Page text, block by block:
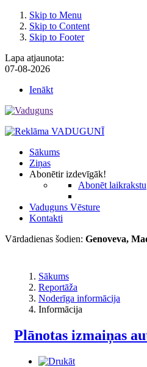
Skip to Menu
Skip to Content
Skip to Footer
Lapa atjaunota:
07-08-2026
Ienākt
Sākums
Ziņas
Abonētir izdevīgāk!
Abonēt laikrakstu
Vaduguns Vēsture
Kontakti
Vārdadienas šodien: Genoveva,
Sākums
Reportāža
Noderīga informācija
Informācija
Plānotas izmaiņas